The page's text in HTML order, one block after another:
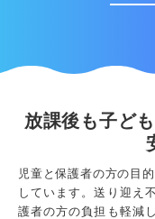
放課後も子ど
児童と保護者の方の目
しています。送り迎え
護者の方の負担も軽減